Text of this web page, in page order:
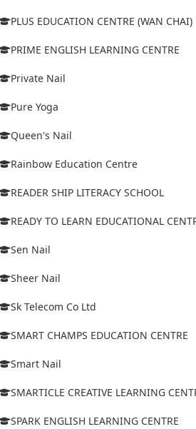
PLUS EDUCATION CENTRE (WAN CHAI)
PRIME ENGLISH LEARNING CENTRE
Private Nail
Pure Yoga
Queen's Nail
Rainbow Education Centre
READER SHIP LITERACY SCHOOL
READY TO LEARN EDUCATIONAL
Sen Nail
Sheer Nail
Sk Telecom Co Ltd
SMART CHAMPS EDUCATION CENTRE
Smart Nail
SMARTICLE CREATIVE LEARNING
SPARK ENGLISH LEARNING CENTRE